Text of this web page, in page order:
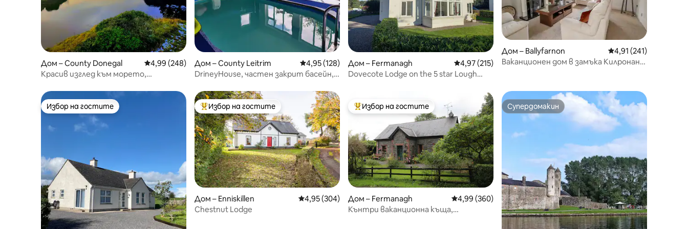
Дом – County Donegal Средна оценка: 4,99 от 5, 248 отзива
4,99 (248)
Красив изглед към морето,
провинциална вила
Дом – County Leitrim Средна оценка: 4,95 от 5, 128 отзива
4,95 (128)
DrineyHouse, частен закрит басейн,
Дом – Fermanagh Средна оценка: 4,97 от 5, 215 отзива
4,97 (215)
Dovecote Lodge on the 5 star Lough
Дом – Ballyfarnon Средна оценка: 4,91
4,91 (241)
Ваканционен дом в замъка Килронан
Избор на гостите
Избор на гостите Най-популярен избор на гостите
Избор на гостите
Дом – Enniskillen Средна оценка: 4,95 от 5, 304 отзива
4,95 (304)
Chestnut Lodge
Най-популярен избор на гостите
Избор на гостите
Дом – Fermanagh Средна оценка: 4,99 от 5, 360 отзива
4,99 (360)
Кънтри ваканционна къща,
Супердомакин
Супердомакин